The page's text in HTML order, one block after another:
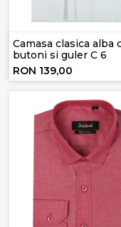
Camasa clasica alba
butoni si guler C 6
RON 139,00